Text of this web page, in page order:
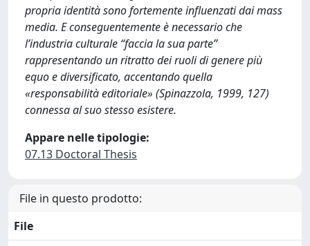
propria identità sono fortemente influenzati dai mass
media. E conseguentemente è necessario che
l’industria culturale “faccia la sua parte”
rappresentando un ritratto dei ruoli di genere più
equo e diversificato, accentando quella
«responsabilità editoriale» (Spinazzola, 1999, 127)
connessa al suo stesso esistere.
Appare nelle tipologie:
07.13 Doctoral Thesis
File in questo prodotto:
File